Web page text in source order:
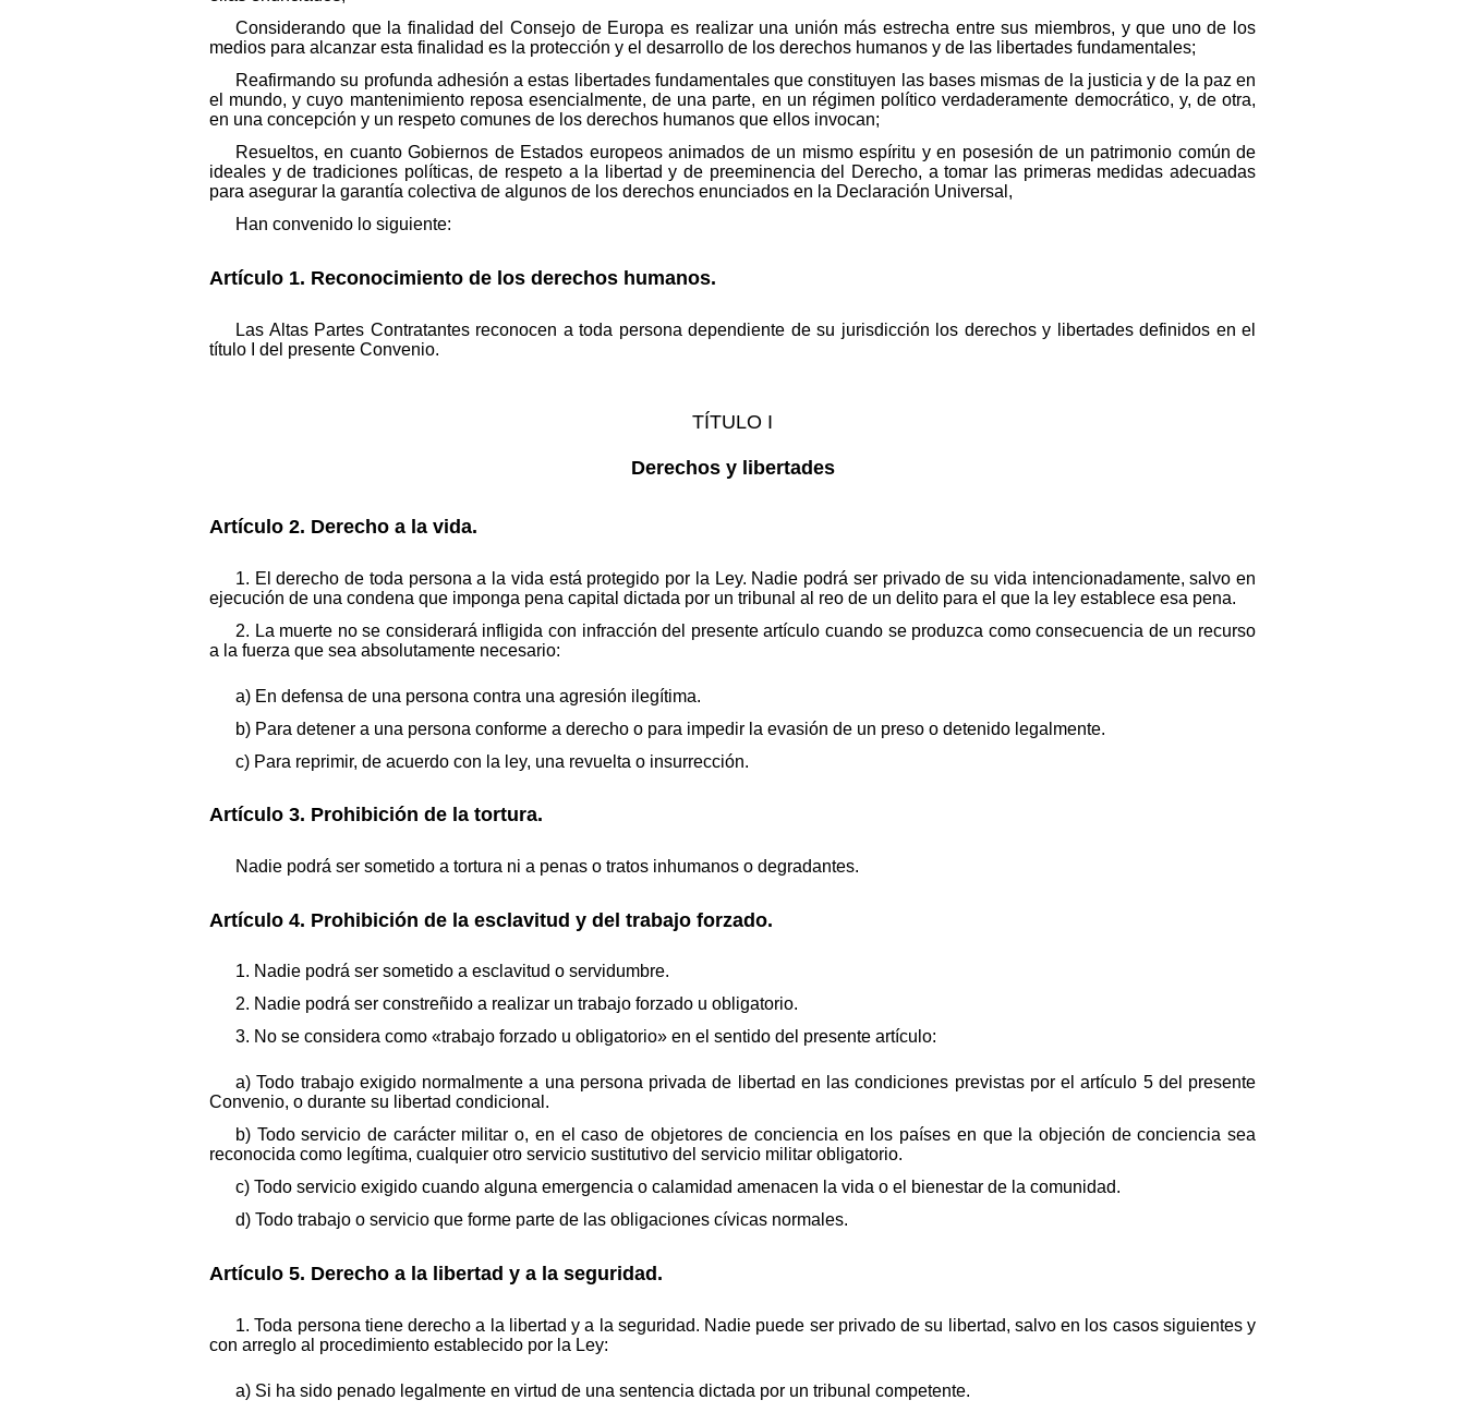
Considerando que la finalidad del Consejo de Europa es realizar una unión más estrecha entre sus miembros, y que uno de los
medios para alcanzar esta finalidad es la protección y el desarrollo de los derechos humanos y de las libertades fundamentales;
Reafirmando su profunda adhesión a estas libertades fundamentales que constituyen las bases mismas de la justicia y de la paz en
el mundo, y cuyo mantenimiento reposa esencialmente, de una parte, en un régimen político verdaderamente democrático, y, de otra,
en una concepción y un respeto comunes de los derechos humanos que ellos invocan;
Resueltos, en cuanto Gobiernos de Estados europeos animados de un mismo espíritu y en posesión de un patrimonio común de
ideales y de tradiciones políticas, de respeto a la libertad y de preeminencia del Derecho, a tomar las primeras medidas adecuadas
para asegurar la garantía colectiva de algunos de los derechos enunciados en la Declaración Universal,
Han convenido lo siguiente:
Artículo 1. Reconocimiento de los derechos humanos.
Las Altas Partes Contratantes reconocen a toda persona dependiente de su jurisdicción los derechos y libertades definidos en el
título I del presente Convenio.
TÍTULO I
Derechos y libertades
Artículo 2. Derecho a la vida.
1. El derecho de toda persona a la vida está protegido por la Ley. Nadie podrá ser privado de su vida intencionadamente, salvo en
ejecución de una condena que imponga pena capital dictada por un tribunal al reo de un delito para el que la ley establece esa pena.
2. La muerte no se considerará infligida con infracción del presente artículo cuando se produzca como consecuencia de un recurso
a la fuerza que sea absolutamente necesario:
a) En defensa de una persona contra una agresión ilegítima.
b) Para detener a una persona conforme a derecho o para impedir la evasión de un preso o detenido legalmente.
c) Para reprimir, de acuerdo con la ley, una revuelta o insurrección.
Artículo 3. Prohibición de la tortura.
Nadie podrá ser sometido a tortura ni a penas o tratos inhumanos o degradantes.
Artículo 4. Prohibición de la esclavitud y del trabajo forzado.
1. Nadie podrá ser sometido a esclavitud o servidumbre.
2. Nadie podrá ser constreñido a realizar un trabajo forzado u obligatorio.
3. No se considera como «trabajo forzado u obligatorio» en el sentido del presente artículo:
a) Todo trabajo exigido normalmente a una persona privada de libertad en las condiciones previstas por el artículo 5 del presente
Convenio, o durante su libertad condicional.
b) Todo servicio de carácter militar o, en el caso de objetores de conciencia en los países en que la objeción de conciencia sea
reconocida como legítima, cualquier otro servicio sustitutivo del servicio militar obligatorio.
c) Todo servicio exigido cuando alguna emergencia o calamidad amenacen la vida o el bienestar de la comunidad.
d) Todo trabajo o servicio que forme parte de las obligaciones cívicas normales.
Artículo 5. Derecho a la libertad y a la seguridad.
1. Toda persona tiene derecho a la libertad y a la seguridad. Nadie puede ser privado de su libertad, salvo en los casos siguientes y
con arreglo al procedimiento establecido por la Ley:
a) Si ha sido penado legalmente en virtud de una sentencia dictada por un tribunal competente.